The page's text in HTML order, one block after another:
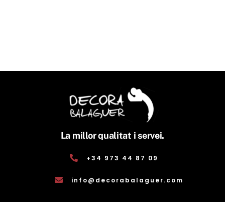
La millor qualitat i servei.
+34 973 44 87 09
info@decorabalaguer.com